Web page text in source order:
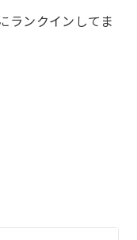
ランクインしてま